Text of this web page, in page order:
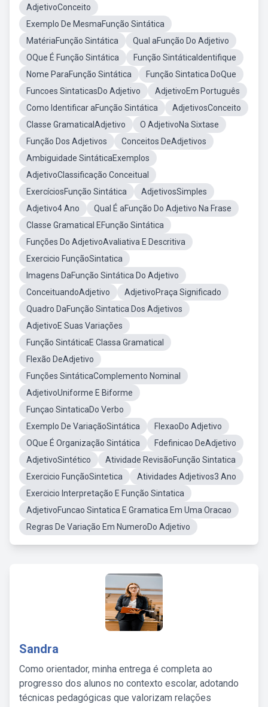
AdjetivoConceito
Exemplo De MesmaFunção Sintática
MatériaFunção Sintática
Qual aFunção Do Adjetivo
OQue É Função Sintática
Função SintáticaIdentifique
Nome ParaFunção Sintática
Função Sintatica DoQue
Funcoes SintaticasDo Adjetivo
AdjetivoEm Português
Como Identificar aFunção Sintática
AdjetivosConceito
Classe GramaticalAdjetivo
O AdjetivoNa Sixtase
Função Dos Adjetivos
Conceitos DeAdjetivos
Ambiguidade SintáticaExemplos
AdjetivoClassificação Conceitual
ExercíciosFunção Sintática
AdjetivosSimples
Adjetivo4 Ano
Qual É aFunção Do Adjetivo Na Frase
Classe Gramatical EFunção Sintática
Funções Do AdjetivoAvaliativa E Descritiva
Exercicio FunçãoSintatica
Imagens DaFunção Sintática Do Adjetivo
ConceituandoAdjetivo
AdjetivoPraça Significado
Quadro DaFunção Sintatica Dos Adjetivos
AdjetivoE Suas Variações
Função SintáticaE Classa Gramatical
Flexão DeAdjetivo
Funções SintáticaComplemento Nominal
AdjetivoUniforme E Biforme
Funçao SintaticaDo Verbo
Exemplo De VariaçãoSintática
FlexaoDo Adjetivo
OQue É Organização Sintática
Fdefinicao DeAdjetivo
AdjetivoSintético
Atividade RevisãoFunção Sintatica
Exercicio FunçãoSintetica
Atividades Adjetivos3 Ano
Exercicio Interpretação E Função Sintatica
AdjetivoFuncao Sintatica E Gramatica Em Uma Oracao
Regras De Variação Em NumeroDo Adjetivo
Sandra
Como orientador, minha entrega é completa ao
progresso dos alunos no contexto escolar, adotando
técnicas pedagógicas que valorizam relações